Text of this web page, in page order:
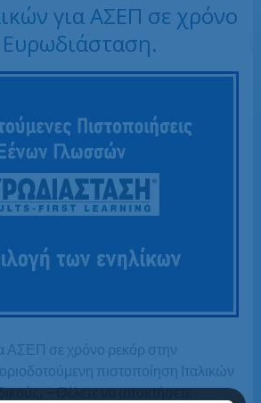
για ΑΣΕΠ σε χρόνο
ΑΣΕΠ σε χρόνο ρεκόρ στην
πιστοποίηση Ιταλικών
–Θέλετε να αποκτήσετε